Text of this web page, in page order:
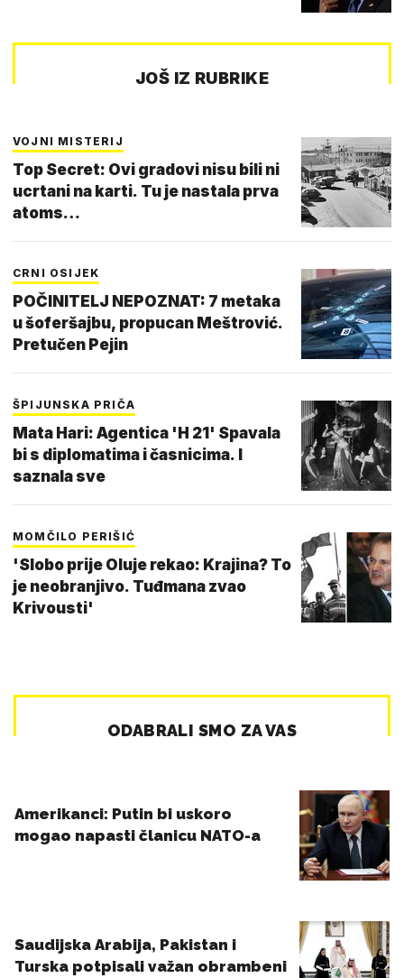
JOŠ IZ RUBRIKE
VOJNI MISTERIJ
Top Secret: Ovi gradovi nisu bili ni
ucrtani na karti. Tu je nastala prva
atoms…
CRNI OSIJEK
POČINITELJ NEPOZNAT: 7 metaka
u šoferšajbu, propucan Meštrović.
Pretučen Pejin
ŠPIJUNSKA PRIČA
Mata Hari: Agentica 'H 21' Spavala
bi s diplomatima i časnicima. I
saznala sve
MOMČILO PERIŠIĆ
'Slobo prije Oluje rekao: Krajina? To
je neobranjivo. Tuđmana zvao
Krivousti'